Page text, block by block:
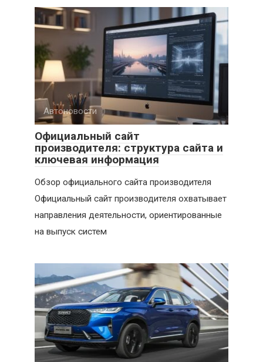
Автоновости
Официальный сайт
производителя: структура сайта и
ключевая информация
Обзор официального сайта производителя
Официальный сайт производителя охватывает
направления деятельности, ориентированные
на выпуск систем